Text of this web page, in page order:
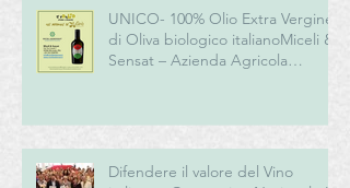
UNICO- 100% Olio Extra Vergine
di Oliva biologico italianoMiceli &
Sensat – Azienda Agricola
Difendere il valore del Vino